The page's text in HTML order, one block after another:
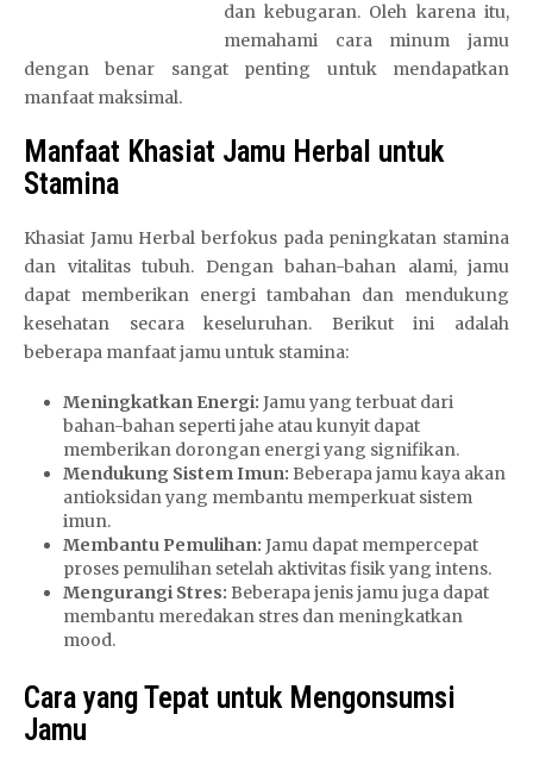
dan kebugaran. Oleh karena itu,
memahami cara minum jamu
dengan benar sangat penting untuk mendapatkan
manfaat maksimal.
Manfaat Khasiat Jamu Herbal untuk
Stamina
Khasiat Jamu Herbal berfokus pada peningkatan stamina
dan vitalitas tubuh. Dengan bahan-bahan alami, jamu
dapat memberikan energi tambahan dan mendukung
kesehatan secara keseluruhan. Berikut ini adalah
beberapa manfaat jamu untuk stamina:
Meningkatkan Energi: Jamu yang terbuat dari
bahan-bahan seperti jahe atau kunyit dapat
memberikan dorongan energi yang signifikan.
Mendukung Sistem Imun: Beberapa jamu kaya akan
antioksidan yang membantu memperkuat sistem
imun.
Membantu Pemulihan: Jamu dapat mempercepat
proses pemulihan setelah aktivitas fisik yang intens.
Mengurangi Stres: Beberapa jenis jamu juga dapat
membantu meredakan stres dan meningkatkan
mood.
Cara yang Tepat untuk Mengonsumsi
Jamu